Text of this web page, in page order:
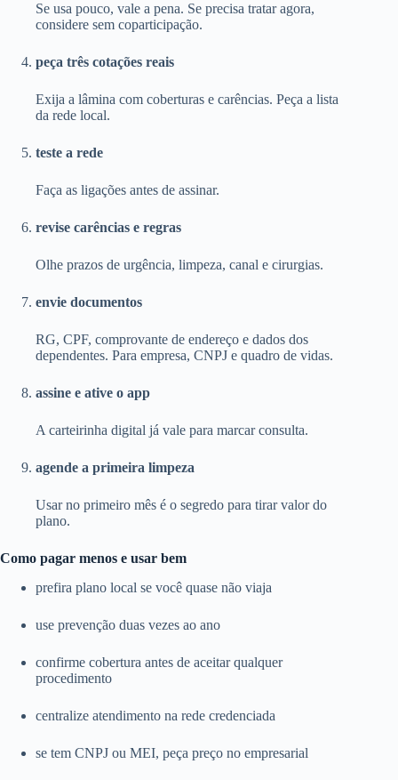
Se usa pouco, vale a pena. Se precisa tratar agora,
considere sem coparticipação.
peça três cotações reais
Exija a lâmina com coberturas e carências. Peça a lista
da rede local.
teste a rede
Faça as ligações antes de assinar.
revise carências e regras
Olhe prazos de urgência, limpeza, canal e cirurgias.
envie documentos
RG, CPF, comprovante de endereço e dados dos
dependentes. Para empresa, CNPJ e quadro de vidas.
assine e ative o app
A carteirinha digital já vale para marcar consulta.
agende a primeira limpeza
Usar no primeiro mês é o segredo para tirar valor do
plano.
Como pagar menos e usar bem
prefira plano local se você quase não viaja
use prevenção duas vezes ao ano
confirme cobertura antes de aceitar qualquer
procedimento
centralize atendimento na rede credenciada
se tem CNPJ ou MEI, peça preço no empresarial